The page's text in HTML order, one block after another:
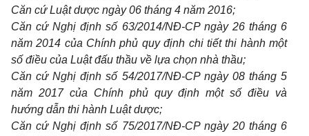
Căn cứ Luật dược ngày 06 tháng 4 năm 2016;
Căn cứ Nghị định số 63/2014/NĐ-CP ngày 26 tháng 6
năm 2014 của Chính phủ quy định chi tiết thi hành một
số điều của Luật đấu thầu về lựa chọn nhà thầu;
Căn cứ Nghị định số 54/2017/NĐ-CP ngày 08 tháng 5
năm 2017 của Chính phủ quy định một số điều và
hướng dẫn thi hành Luật dược;
Căn cứ Nghị định số 75/2017/NĐ-CP ngày 20 tháng 6